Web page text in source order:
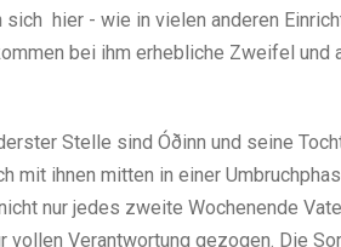
hier - wie in vielen anderen
bei ihm erhebliche Zweifel und
Stelle sind Óðinn und seine
mit ihnen mitten in einer
nur jedes zweite Wochenende
vollen Verantwortung gezogen. Die